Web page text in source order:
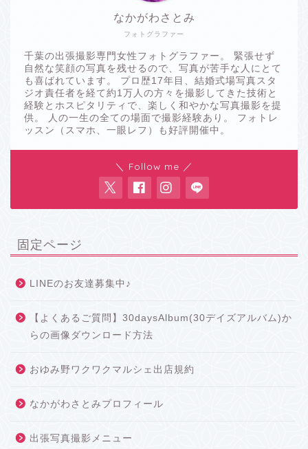
フォトグラファー
なかがわさとみ
千葉の出張撮影専門女性フォトグラファー。 緊張せず
自然な笑顔の写真を残せるので、写真が苦手な人にとて
も喜ばれています。 プロ歴17年目、結婚式場写真スタ
ジオ責任者を経て約1万人の方々を撮影してきた技術と
経験とホスピタリティで、楽しく和やかな写真撮影を提
供。 人の一生の全ての場面で撮影経験あり。 フォトレ
ッスン（スマホ、一眼レフ）も好評開催中。
＼ Follow me ／
固定ページ
LINEのお友達募集中♪
【よくあるご質問】30daysAlbum(30デイズアルバム)か
らの画像ダウンロード方法
おゆみ野ワクワクマルシェ出店規約
なかがわさとみプロフィール
出張写真撮影メニュー